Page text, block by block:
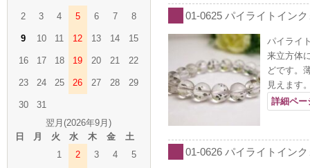
01-0625 パイライトイン
パイライ
来立方体
どです。
見えます
詳細ペ
01-0626 パイライトイン
2 3 4 5 6 7 8
9 10 11 12 13 14 15
16 17 18 19 20 21 22
23 24 25 26 27 28 29
30
31
翌月(2026年9月)
日
月 火 水 木 金
土
1
2 3 4 5